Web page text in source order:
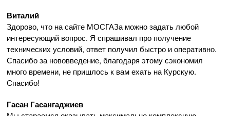
Виталий
Здорово, что на сайте МОСГАЗа можно задать любой
интересующий вопрос. Я спрашивал про получение
технических условий, ответ получил быстро и оперативно.
Спасибо за нововведение, благодаря этому сэкономил
много времени, не пришлось к вам ехать на Курскую.
Спасибо!
Гасан Гасангаджиев